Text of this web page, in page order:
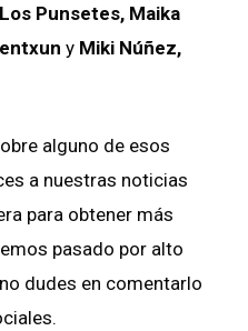
Punsetes, Maika
y Miki Núñez,
alguno de esos
a nuestras noticias
para obtener más
pasado por alto
dudes en comentarlo